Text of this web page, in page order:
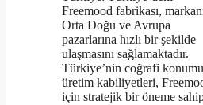
Freemood fabrikası,
Orta Doğu ve Avrupa
pazarlarına hızlı bir şekilde
ulaşmasını sağlamaktadır.
Türkiye’nin coğrafi
üretim kabiliyetleri,
için stratejik bir öneme